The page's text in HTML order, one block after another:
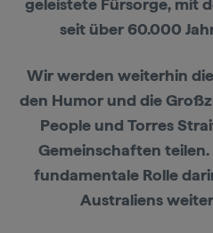
geleistete Fürsorge, mit
seit über 60.000
Wir werden weiterhin
den Humor und die
People und Torres
Gemeinschaften teilen.
fundamentale Rolle
Australiens